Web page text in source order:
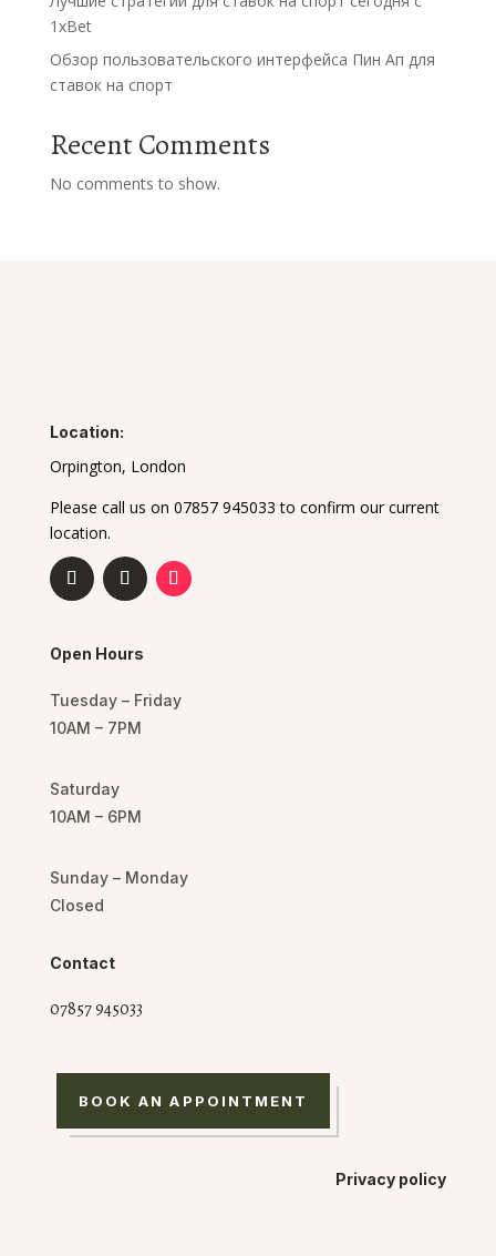
1xBet
Обзор пользовательского интерфейса Пин Ап для
ставок на спорт
Recent Comments
No comments to show.
Location:
Orpington, London
Please call us on 07857 945033 to confirm our current
location.
Open Hours
Tuesday – Friday
10AM – 7PM
Saturday
10AM – 6PM
Sunday – Monday
Closed
Contact
07857 945033
BOOK AN APPOINTMENT
Privacy policy